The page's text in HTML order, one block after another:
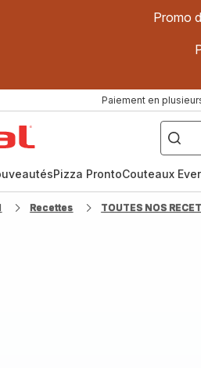
Promo
Paiement en
["Poêles
inox,
Cake
Factory,
Pizza ProntoCouteaux
Recettes TOUTES NOS